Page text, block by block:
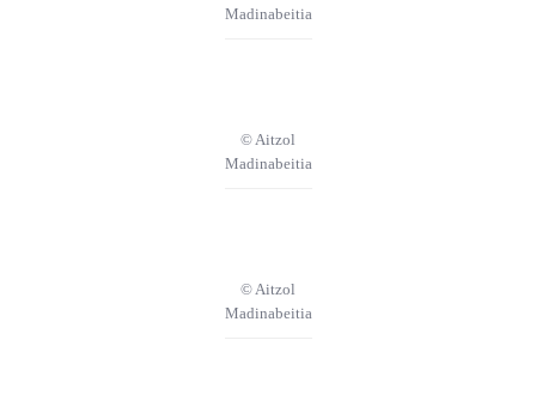
Madinabeitia
© Aitzol
Madinabeitia
© Aitzol
Madinabeitia